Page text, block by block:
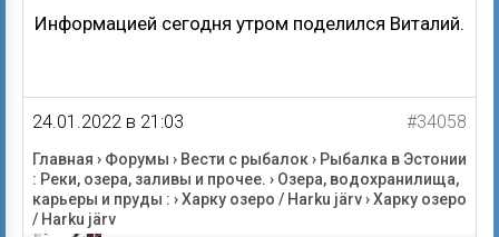
Информацией сегодня утром поделился Виталий.
24.01.2022 в 21:03 #34058
Главная › Форумы › Вести с рыбалок› Рыбалка в Эстонии
: Реки, озера, заливы и прочее. › Озера, водохранилища,
карьеры и пруды : ›Харку озеро / Harku järv›Харку озеро
/ Harku järv